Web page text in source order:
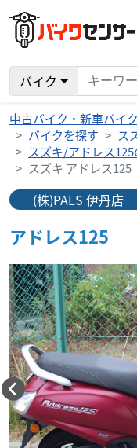
バイク
中古バイク・新車バイ
バイクを探す
ス
スズキ/アドレス
スズキ アドレス125
(株)PALS 伊丹店
アドレス125